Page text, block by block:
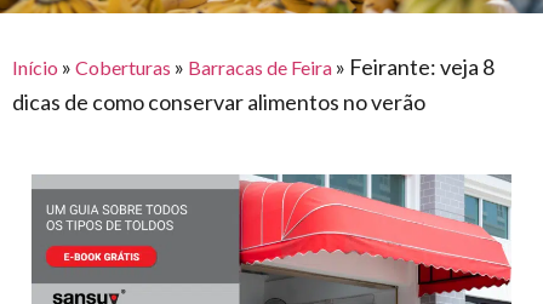
eventos
para
agronegócio
toldos
construção
civil
mercado
automotivo
móveis,
e logística
armazenagem
lonas
de
caminhoneiro
Início » Coberturas » Barracas de Feira » Feirante: veja 8
dicas de como conservar alimentos no verão